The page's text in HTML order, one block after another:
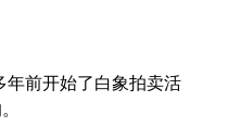
前开始了白象拍卖活